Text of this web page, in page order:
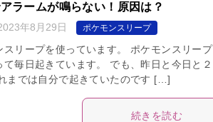
ラームが鳴らない！原因は？
年8月29日 ポケモンスリープ
リープを使っています。 ポケモンスリー
毎日起きています。 でも、昨日と今日と
までは自分で起きていたのです […]
続きを読む